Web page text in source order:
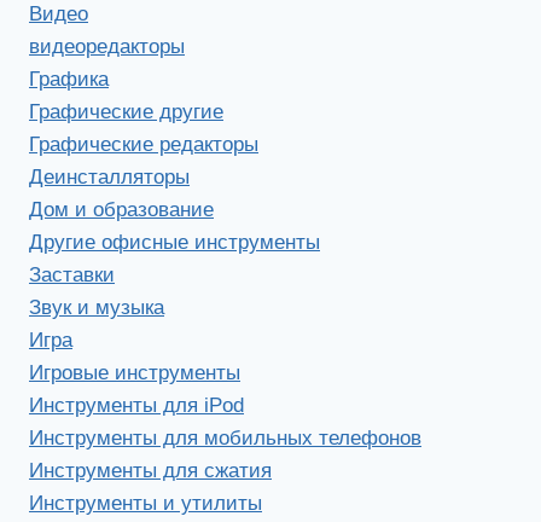
Видео
видеоредакторы
Графика
Графические другие
Графические редакторы
Деинсталляторы
Дом и образование
Другие офисные инструменты
Заставки
Звук и музыка
Игра
Игровые инструменты
Инструменты для iPod
Инструменты для мобильных телефонов
Инструменты для сжатия
Инструменты и утилиты